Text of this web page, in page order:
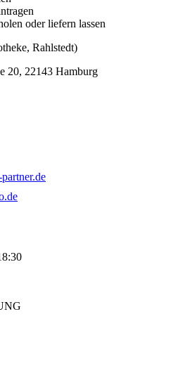
oder liefern lassen
Rahlstedt)
20, 22143 Hamburg